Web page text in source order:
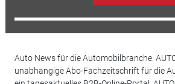
Auto News für die Automobilbranche:
unabhängige Abo-Fachzeitschrift für die